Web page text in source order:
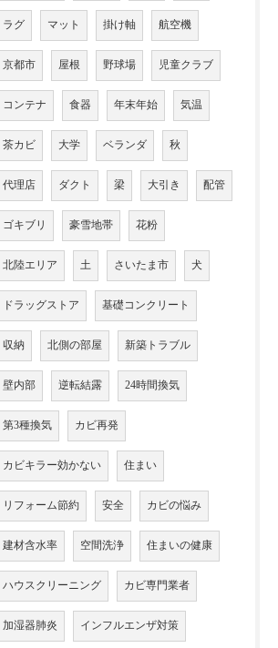
ラグ マット 掛け軸 航空機
京都市 屋根 野球場 児童クラブ
コンテナ 食器 年末年始 気温
茶カビ 大学 ベランダ 秋
代理店 ダクト 梁 大引き 配管
ゴキブリ 豪雪地帯 花粉
北陸エリア 土 さいたま市 犬
ドラッグストア 基礎コンクリート
収納 北側の部屋 新築トラブル
壁内部 逆転結露 24時間換気
第3種換気 カビ再発
カビキラー効かない 住まい
リフォーム節約 安全 カビの悩み
建材含水率 空間洗浄 住まいの健康
ハウスクリーニング カビ専門業者
加湿器肺炎 インフルエンザ対策